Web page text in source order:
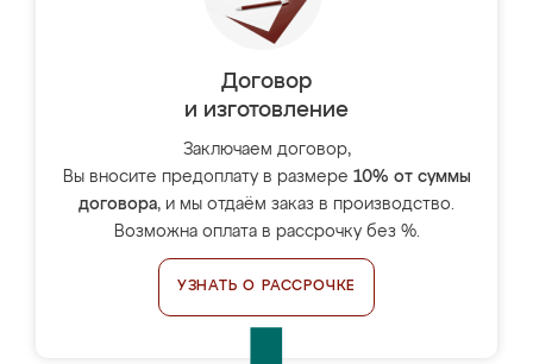
Договор
и изготовление
Заключаем договор,
Вы вносите предоплату в размере 10% от суммы
договора, и мы отдаём заказ в производство.
Возможна оплата в рассрочку без %.
УЗНАТЬ О РАССРОЧКЕ